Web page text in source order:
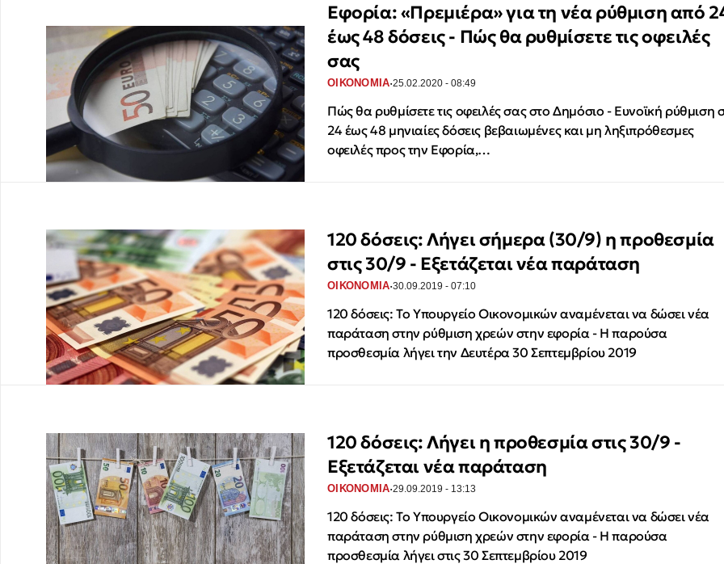
Εφορία: «Πρεμιέρα» για τη νέα ρύθμιση από
έως 48 δόσεις - Πώς θα ρυθμίσετε τις οφειλές
σας
ΟΙΚΟΝΟΜΙΑ·25.02.2020 - 08:49
Πώς θα ρυθμίσετε τις οφειλές σας στο Δημόσιο - Ευνοϊκή ρύθμιση
24 έως 48 μηνιαίες δόσεις βεβαιωμένες και μη ληξιπρόθεσμες
οφειλές προς την Εφορία,…
120 δόσεις: Λήγει σήμερα (30/9) η προθεσμία
στις 30/9 - Εξετάζεται νέα παράταση
ΟΙΚΟΝΟΜΙΑ·30.09.2019 - 07:10
120 δόσεις: Το Υπουργείο Οικονομικών αναμένεται να δώσει νέα
παράταση στην ρύθμιση χρεών στην εφορία - Η παρούσα
προσθεσμία λήγει την Δευτέρα 30 Σεπτεμβρίου 2019
120 δόσεις: Λήγει η προθεσμία στις 30/9 -
Εξετάζεται νέα παράταση
ΟΙΚΟΝΟΜΙΑ·29.09.2019 - 13:13
120 δόσεις: Το Υπουργείο Οικονομικών αναμένεται να δώσει νέα
παράταση στην ρύθμιση χρεών στην εφορία - Η παρούσα
προσθεσμία λήγει στις 30 Σεπτεμβρίου 2019